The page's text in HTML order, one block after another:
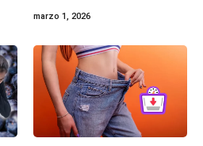
marzo 1, 2026